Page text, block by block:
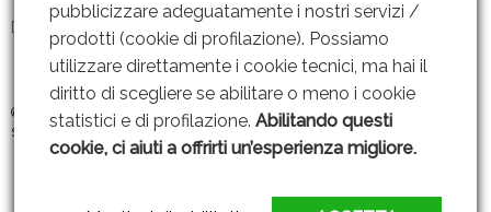
Dove siamo
© 2019 GRUPPO AMMENDOLA s.r.l P. IVA: 06221451211 |Web Design By
SEOJAM
pubblicizzare adeguatamente i nostri servizi /
prodotti (cookie di profilazione). Possiamo
utilizzare direttamente i cookie tecnici, ma hai il
diritto di scegliere se abilitare o meno i cookie
statistici e di profilazione.Abilitando questi
cookie, ci aiuti a offrirti un’esperienza migliore.